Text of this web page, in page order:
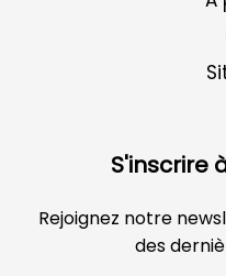
S'inscrire
Rejoignez notre
des